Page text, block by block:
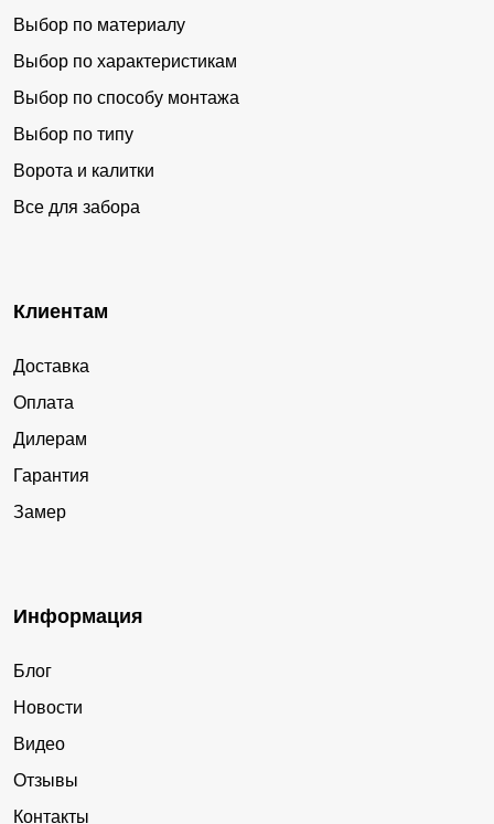
Выбор по материалу
Выбор по характеристикам
Выбор по способу монтажа
Выбор по типу
Ворота и калитки
Все для забора
Клиентам
Доставка
Оплата
Дилерам
Гарантия
Замер
Информация
Блог
Новости
Видео
Отзывы
Контакты